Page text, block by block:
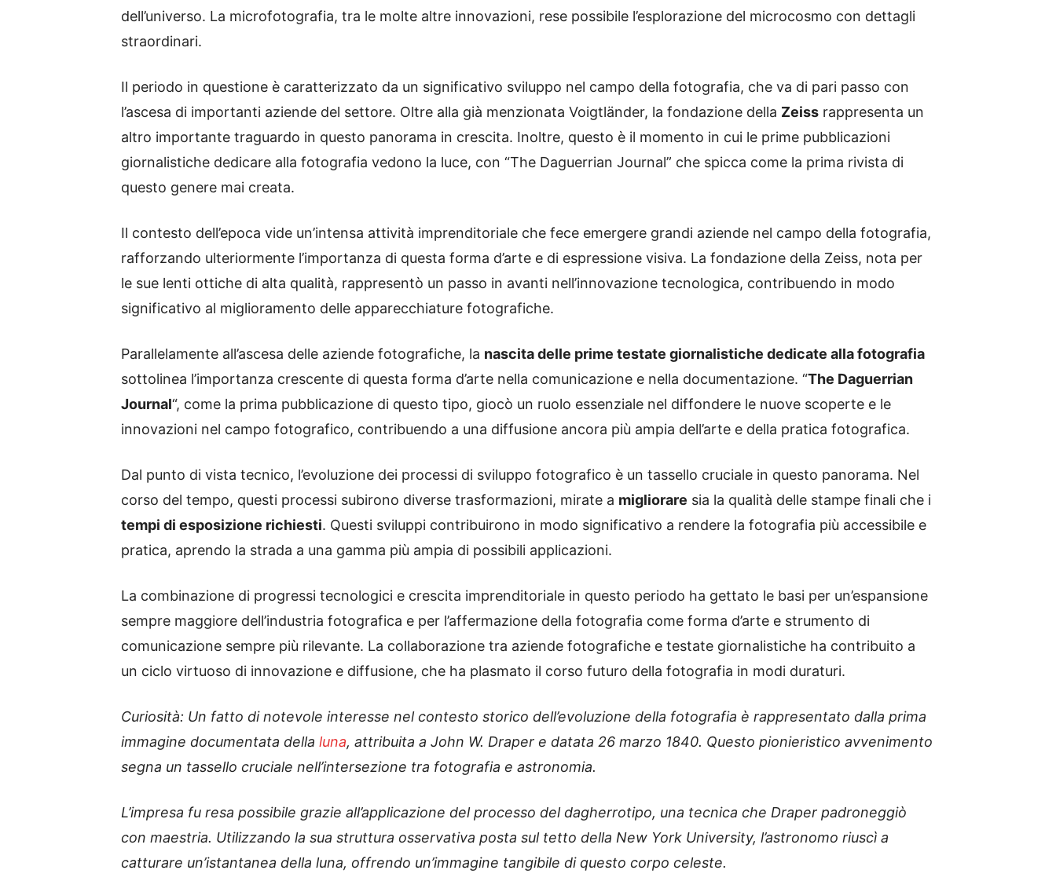
dell’universo. La microfotografia, tra le molte altre innovazioni, rese possibile l’esplorazione del microcosmo con dettagli
straordinari.
Il periodo in questione è caratterizzato da un significativo sviluppo nel campo della fotografia, che va di pari passo con
l’ascesa di importanti aziende del settore. Oltre alla già menzionata Voigtländer, la fondazione della Zeiss rappresenta un
altro importante traguardo in questo panorama in crescita. Inoltre, questo è il momento in cui le prime pubblicazioni
giornalistiche dedicare alla fotografia vedono la luce, con “The Daguerrian Journal” che spicca come la prima rivista di
questo genere mai creata.
Il contesto dell’epoca vide un’intensa attività imprenditoriale che fece emergere grandi aziende nel campo della fotografia,
rafforzando ulteriormente l’importanza di questa forma d’arte e di espressione visiva. La fondazione della Zeiss, nota per
le sue lenti ottiche di alta qualità, rappresentò un passo in avanti nell’innovazione tecnologica, contribuendo in modo
significativo al miglioramento delle apparecchiature fotografiche.
Parallelamente all’ascesa delle aziende fotografiche, la nascita delle prime testate giornalistiche dedicate alla fotografia
sottolinea l’importanza crescente di questa forma d’arte nella comunicazione e nella documentazione. “The Daguerrian
Journal“, come la prima pubblicazione di questo tipo, giocò un ruolo essenziale nel diffondere le nuove scoperte e le
innovazioni nel campo fotografico, contribuendo a una diffusione ancora più ampia dell’arte e della pratica fotografica.
Dal punto di vista tecnico, l’evoluzione dei processi di sviluppo fotografico è un tassello cruciale in questo panorama. Nel
corso del tempo, questi processi subirono diverse trasformazioni, mirate a migliorare sia la qualità delle stampe finali che i
tempi di esposizione richiesti. Questi sviluppi contribuirono in modo significativo a rendere la fotografia più accessibile e
pratica, aprendo la strada a una gamma più ampia di possibili applicazioni.
La combinazione di progressi tecnologici e crescita imprenditoriale in questo periodo ha gettato le basi per un’espansione
sempre maggiore dell’industria fotografica e per l’affermazione della fotografia come forma d’arte e strumento di
comunicazione sempre più rilevante. La collaborazione tra aziende fotografiche e testate giornalistiche ha contribuito a
un ciclo virtuoso di innovazione e diffusione, che ha plasmato il corso futuro della fotografia in modi duraturi.
Curiosità: Un fatto di notevole interesse nel contesto storico dell’evoluzione della fotografia è rappresentato dalla prima
immagine documentata della luna, attribuita a John W. Draper e datata 26 marzo 1840. Questo pionieristico avvenimento
segna un tassello cruciale nell’intersezione tra fotografia e astronomia.
L’impresa fu resa possibile grazie all’applicazione del processo del dagherrotipo, una tecnica che Draper padroneggiò
con maestria. Utilizzando la sua struttura osservativa posta sul tetto della New York University, l’astronomo riuscì a
catturare un’istantanea della luna, offrendo un’immagine tangibile di questo corpo celeste.